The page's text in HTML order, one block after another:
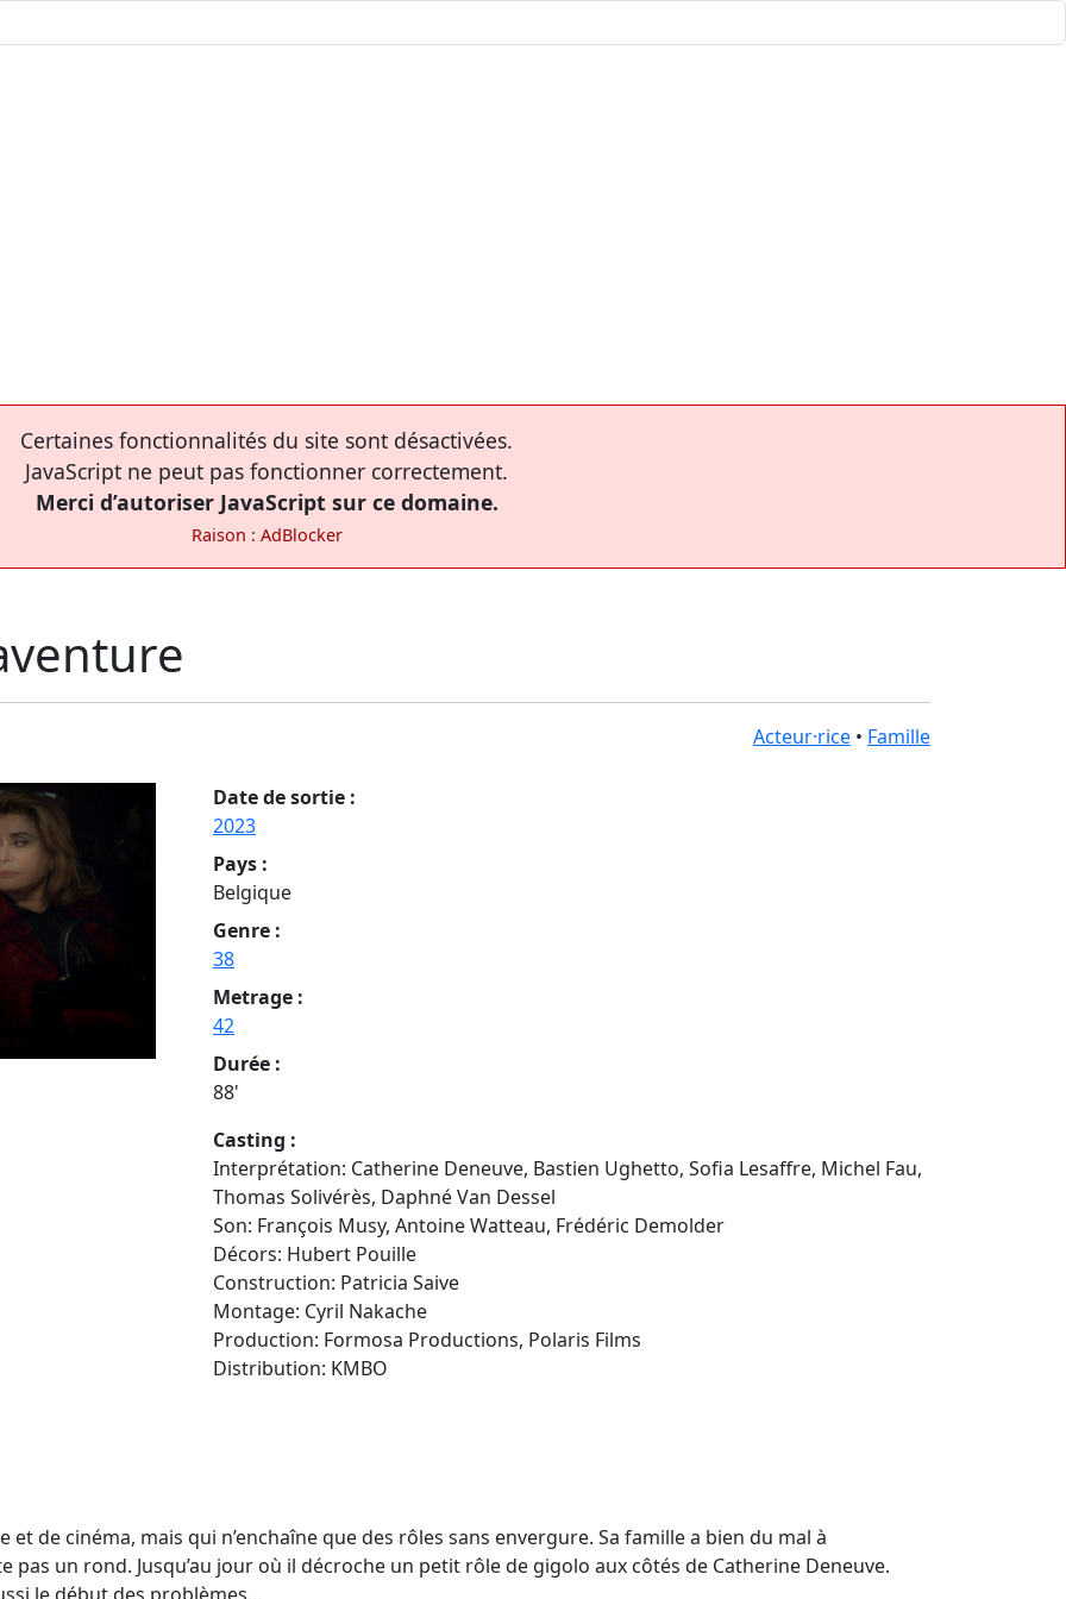
Certaines fonctionnalités du site sont désactivées.
JavaScript ne peut pas fonctionner correctement.
Merci d’autoriser JavaScript sur ce domaine.
Raison : AdBlocker
Acteur·rice • Famille
Date de sortie :
2023
Pays :
Belgique
Genre :
38
Metrage :
42
Durée :
88'
Casting :
Interprétation: Catherine Deneuve, Bastien Ughetto, Sofia Lesaffre, Michel Fau,
Thomas Solivérès, Daphné Van Dessel
Son: François Musy, Antoine Watteau, Frédéric Demolder
Décors: Hubert Pouille
Construction: Patricia Saive
Montage: Cyril Nakache
Production: Formosa Productions, Polaris Films
Distribution: KMBO
de cinéma, mais qui n’enchaîne que des rôles sans envergure. Sa famille a bien du mal à
un rond. Jusqu’au jour où il décroche un petit rôle de gigolo aux côtés de Catherine Deneuve.